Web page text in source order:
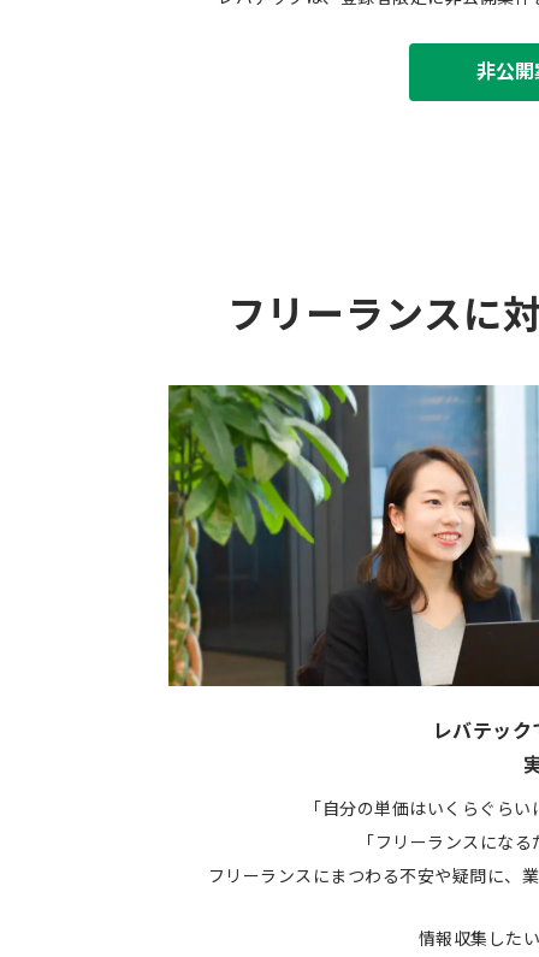
非公
フリーランスに
レバテッ
「自分の単価はいくらぐら
「フリーランスにな
フリーランスにまつわる不安や疑問に、
情報収集した